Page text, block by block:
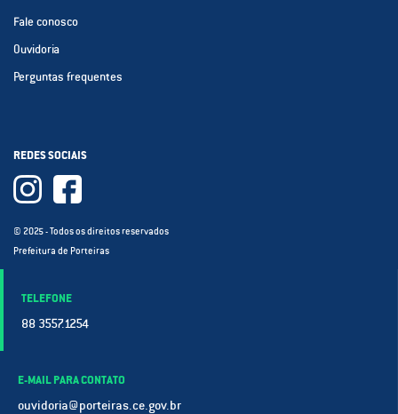
Fale conosco
Ouvidoria
Perguntas frequentes
REDES SOCIAIS
© 2025 - Todos os direitos reservados
Prefeitura de Porteiras
TELEFONE
88 3557.1254
E-MAIL PARA CONTATO
ouvidoria@porteiras.ce.gov.br